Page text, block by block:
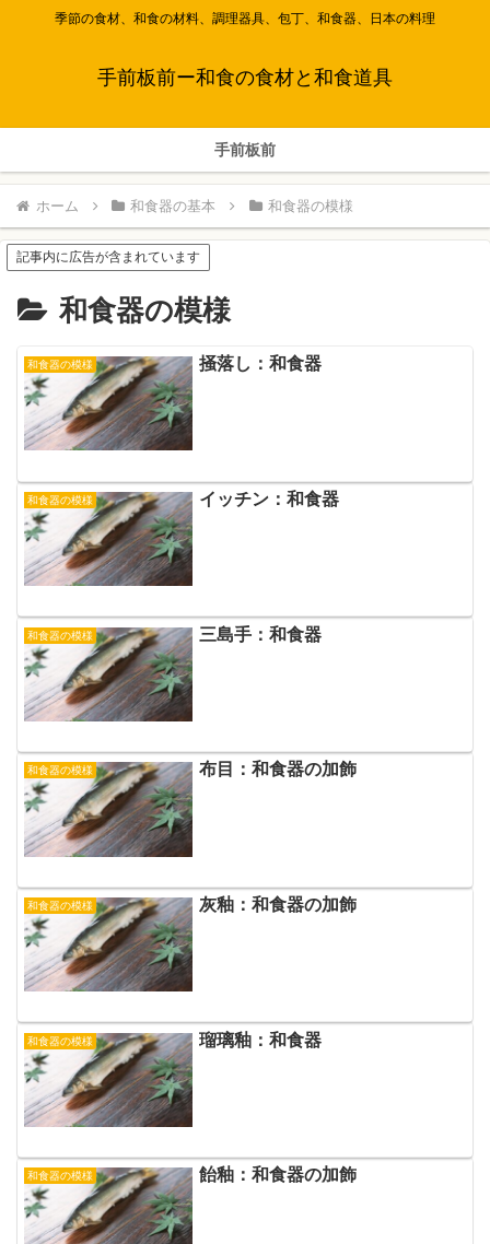
季節の食材、和食の材料、調理器具、包丁、和食器、日本の料理
手前板前ー和食の食材と和食道具
手前板前
ホーム 和食器の基本 和食器の模様
記事内に広告が含まれています
和食器の模様
和食器の模様 掻落し：和食器
和食器の模様 イッチン：和食器
和食器の模様 三島手：和食器
和食器の模様 布目：和食器の加飾
和食器の模様 灰釉：和食器の加飾
和食器の模様 瑠璃釉：和食器
和食器の模様 飴釉：和食器の加飾